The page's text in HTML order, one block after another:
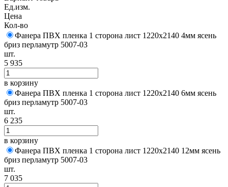
Ед.изм.
Цена
Кол-во
Фанера ПВХ пленка 1 сторона лист 1220х2140 4мм ясень
бриз перламутр 5007-03
шт.
5 935
в корзину
Фанера ПВХ пленка 1 сторона лист 1220х2140 6мм ясень
бриз перламутр 5007-03
шт.
6 235
в корзину
Фанера ПВХ пленка 1 сторона лист 1220х2140 12мм ясень
бриз перламутр 5007-03
шт.
7 035